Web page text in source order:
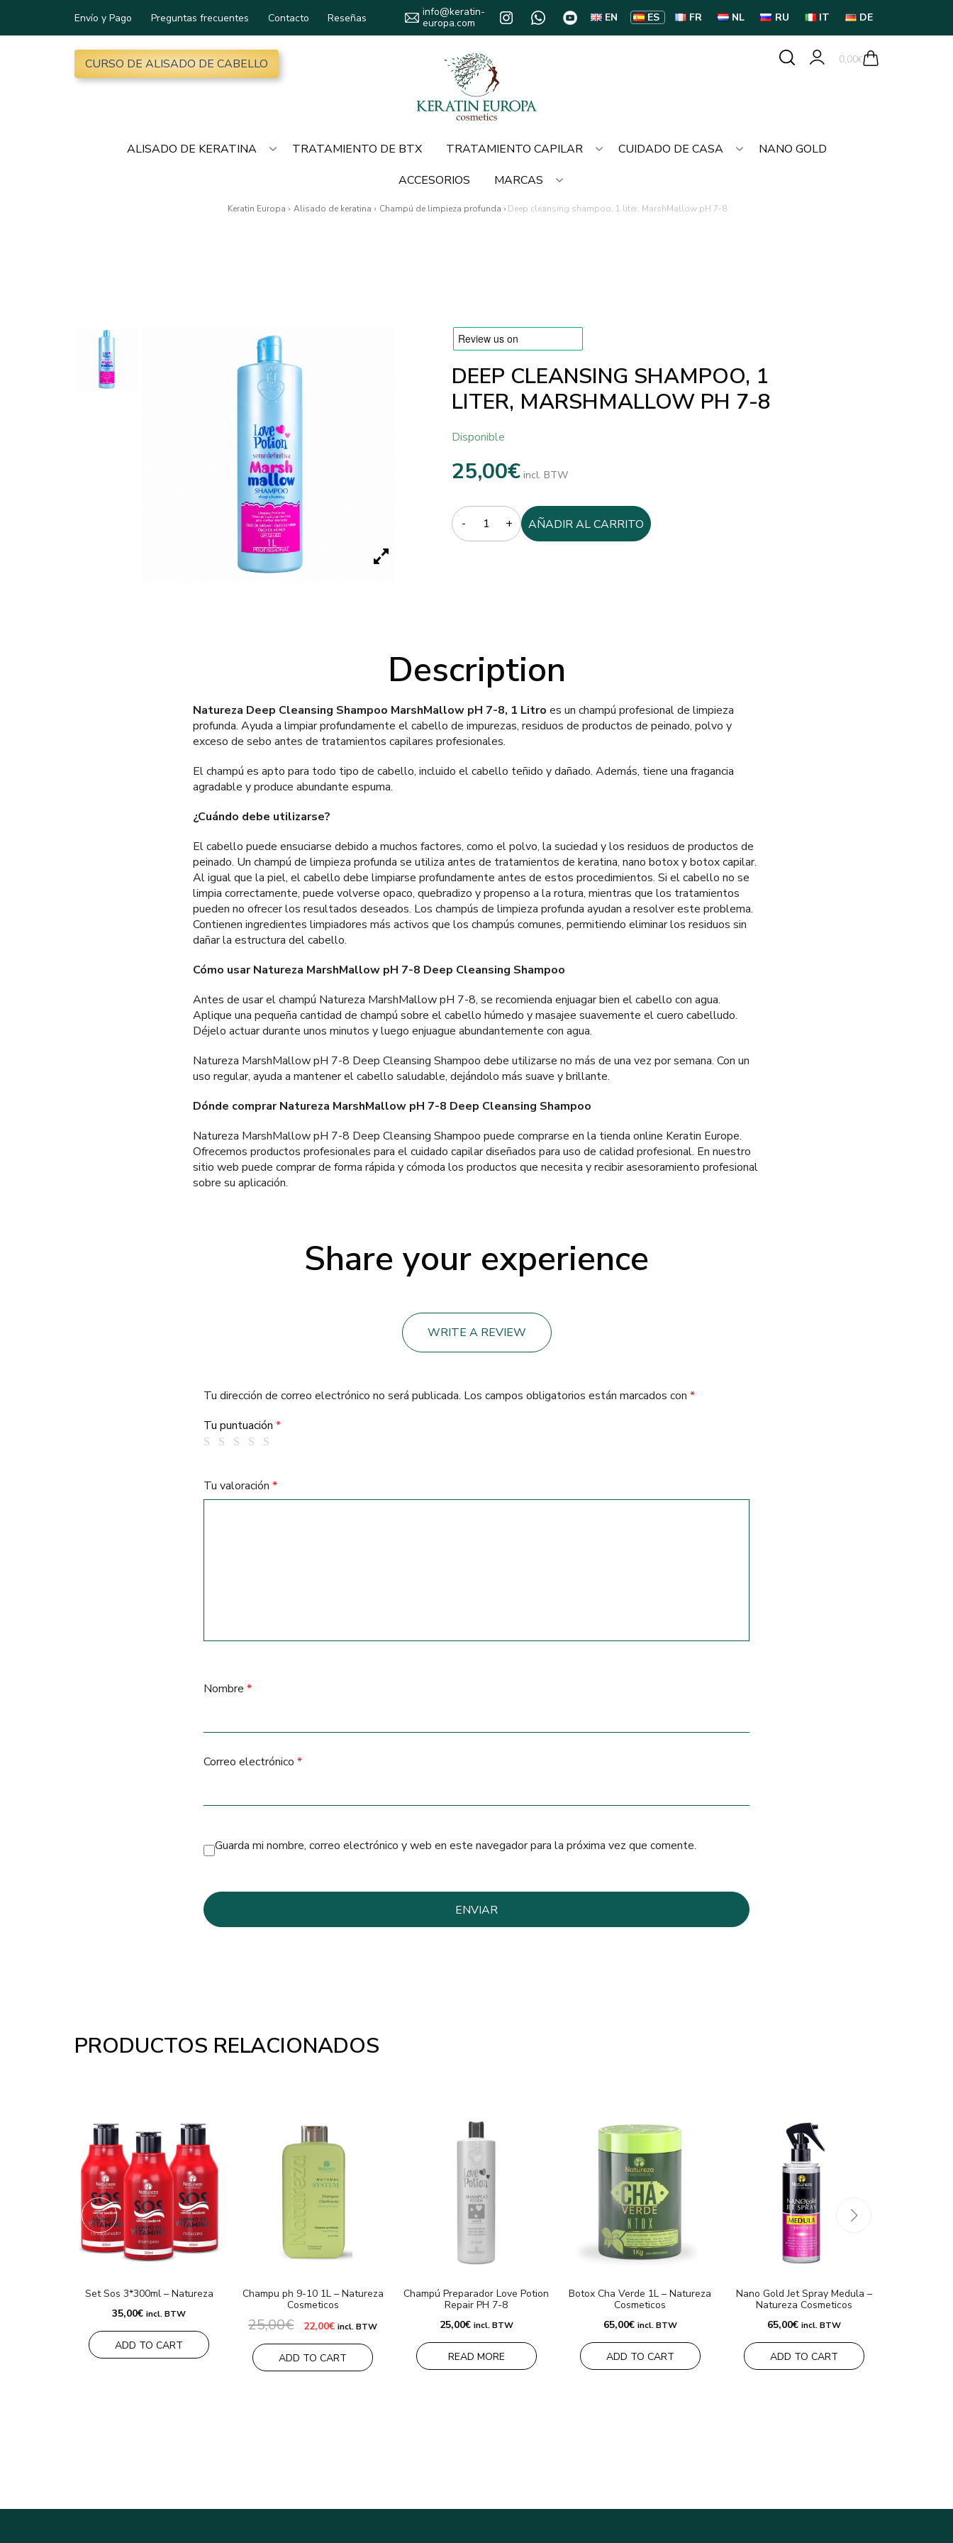
Envío y Pago Preguntas frecuentes Contacto Reseñas
info@keratin-
europa.com
EN ES FR NL RU IT DE
CURSO DE ALISADO DE CABELLO 0,00€
ALISADO DE KERATINA TRATAMIENTO DE BTX TRATAMIENTO CAPILAR CUIDADO DE CASA
NANO GOLD
ACCESORIOS
MARCAS
Keratin Europa › Alisado de keratina › Champú de limpieza profunda › Deep cleansing shampoo, 1 liter, MarshMallow pH 7-8
DEEP CLEANSING SHAMPOO, 1
LITER, MARSHMALLOW PH 7-8
Disponible
25,00€ incl. BTW
Quantity
AÑADIR AL CARRITO
Description
Natureza Deep Cleansing Shampoo MarshMallow pH 7-8, 1 Litro es un champú profesional de limpieza
profunda. Ayuda a limpiar profundamente el cabello de impurezas, residuos de productos de peinado, polvo y
exceso de sebo antes de tratamientos capilares profesionales.
El champú es apto para todo tipo de cabello, incluido el cabello teñido y dañado. Además, tiene una fragancia
agradable y produce abundante espuma.
¿Cuándo debe utilizarse?
El cabello puede ensuciarse debido a muchos factores, como el polvo, la suciedad y los residuos de productos de
peinado. Un champú de limpieza profunda se utiliza antes de tratamientos de keratina, nano botox y botox capilar.
Al igual que la piel, el cabello debe limpiarse profundamente antes de estos procedimientos. Si el cabello no se
limpia correctamente, puede volverse opaco, quebradizo y propenso a la rotura, mientras que los tratamientos
pueden no ofrecer los resultados deseados. Los champús de limpieza profunda ayudan a resolver este problema.
Contienen ingredientes limpiadores más activos que los champús comunes, permitiendo eliminar los residuos sin
dañar la estructura del cabello.
Cómo usar Natureza MarshMallow pH 7-8 Deep Cleansing Shampoo
Antes de usar el champú Natureza MarshMallow pH 7-8, se recomienda enjuagar bien el cabello con agua.
Aplique una pequeña cantidad de champú sobre el cabello húmedo y masajee suavemente el cuero cabelludo.
Déjelo actuar durante unos minutos y luego enjuague abundantemente con agua.
Natureza MarshMallow pH 7-8 Deep Cleansing Shampoo debe utilizarse no más de una vez por semana. Con un
uso regular, ayuda a mantener el cabello saludable, dejándolo más suave y brillante.
Dónde comprar Natureza MarshMallow pH 7-8 Deep Cleansing Shampoo
Natureza MarshMallow pH 7-8 Deep Cleansing Shampoo puede comprarse en la tienda online Keratin Europe.
Ofrecemos productos profesionales para el cuidado capilar diseñados para uso de calidad profesional. En nuestro
sitio web puede comprar de forma rápida y cómoda los productos que necesita y recibir asesoramiento profesional
sobre su aplicación.
Share your experience
WRITE A REVIEW
Tu dirección de correo electrónico no será publicada. Los campos obligatorios están marcados con *
Tu puntuación *
Tu valoración *
Nombre *
Correo electrónico *
Guarda mi nombre, correo electrónico y web en este navegador para la próxima vez que comente.
PRODUCTOS RELACIONADOS
Set Sos 3*300ml – Natureza
35,00€ incl. BTW
ADD TO CART
Champu ph 9-10 1L – Natureza
Cosmeticos
25,00€ El
precio
original
era:
22,00€El
actual
es:
22,00€.
incl. BTW
ADD TO CART
Champú Preparador Love Potion
Repair PH 7-8
25,00€ incl. BTW
READ MORE
Botox Cha Verde 1L – Natureza
Cosmeticos
65,00€ incl. BTW
ADD TO CART
Nano Gold Jet Spray Medula –
Natureza Cosmeticos
65,00€ incl. BTW
ADD TO CART